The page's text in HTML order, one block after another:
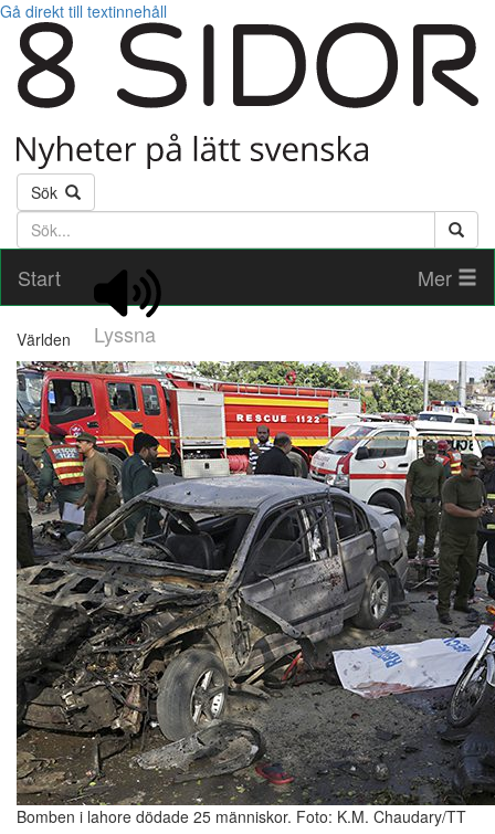
Gå direkt till textinnehåll
Sök
Söktext
Start
Lyssna
Mer
Världen
Bomben i lahore dödade 25 människor. Foto: K.M. Chaudary/TT